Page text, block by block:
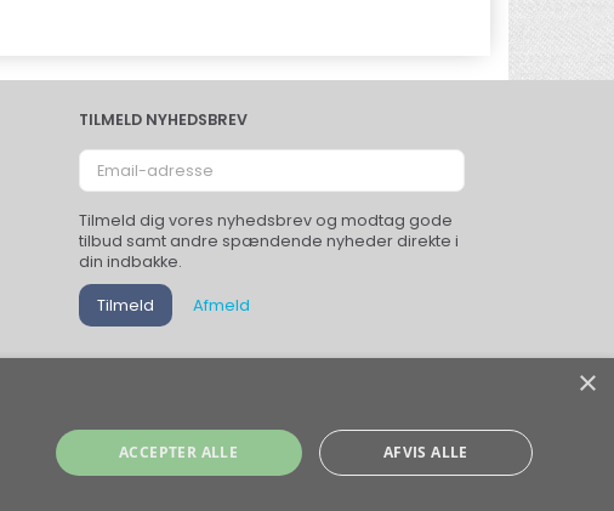
TILMELD NYHEDSBREV
Email-
adresse
Tilmeld dig vores nyhedsbrev og modtag gode
tilbud samt andre spændende nyheder direkte i
din indbakke.
Tilmeld Afmeld
×
ACCEPTER ALLE AFVIS ALLE